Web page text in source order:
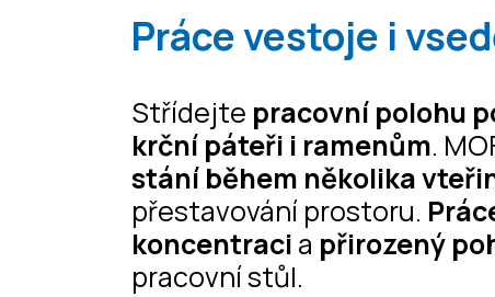
Práce vestoje i
Střídejte pracovní polohu
krční páteři i ramenům.
stání během několika
přestavování prostoru.
koncentraci a přirozený
pracovní stůl.